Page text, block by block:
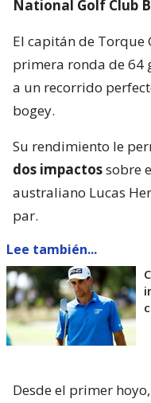
National Golf Club
El capitán de Torque
primera ronda de 64
a un recorrido
bogey.
Su rendimiento le
dos impactossobre
australiano Lucas
par.
Lee también...
Desde el primer